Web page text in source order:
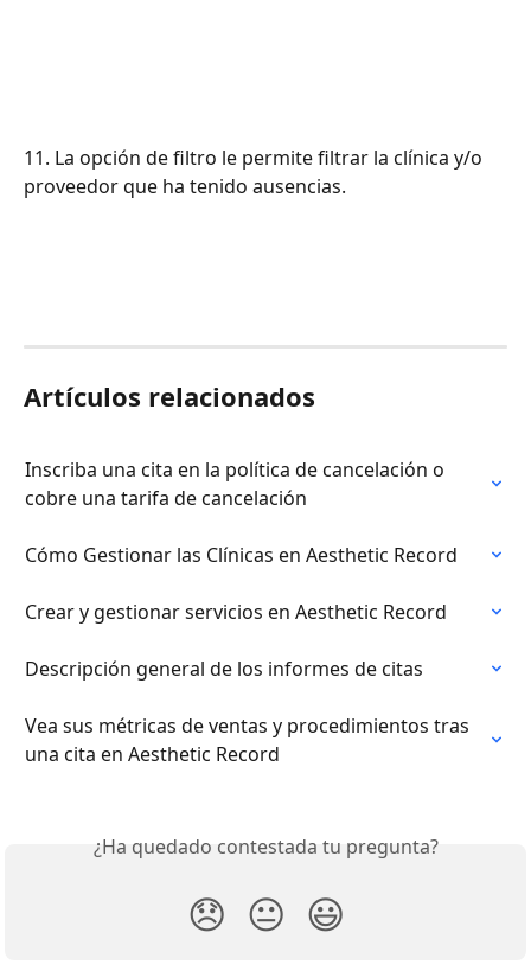
11. La opción de filtro le permite filtrar la clínica y/o
proveedor que ha tenido ausencias.
Artículos relacionados
Inscriba una cita en la política de cancelación o
cobre una tarifa de cancelación
Cómo Gestionar las Clínicas en Aesthetic Record
Crear y gestionar servicios en Aesthetic Record
Descripción general de los informes de citas
Vea sus métricas de ventas y procedimientos tras
una cita en Aesthetic Record
¿Ha quedado contestada tu pregunta?
😞 😐 😃